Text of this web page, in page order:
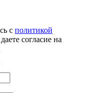
с политикой
согласие на